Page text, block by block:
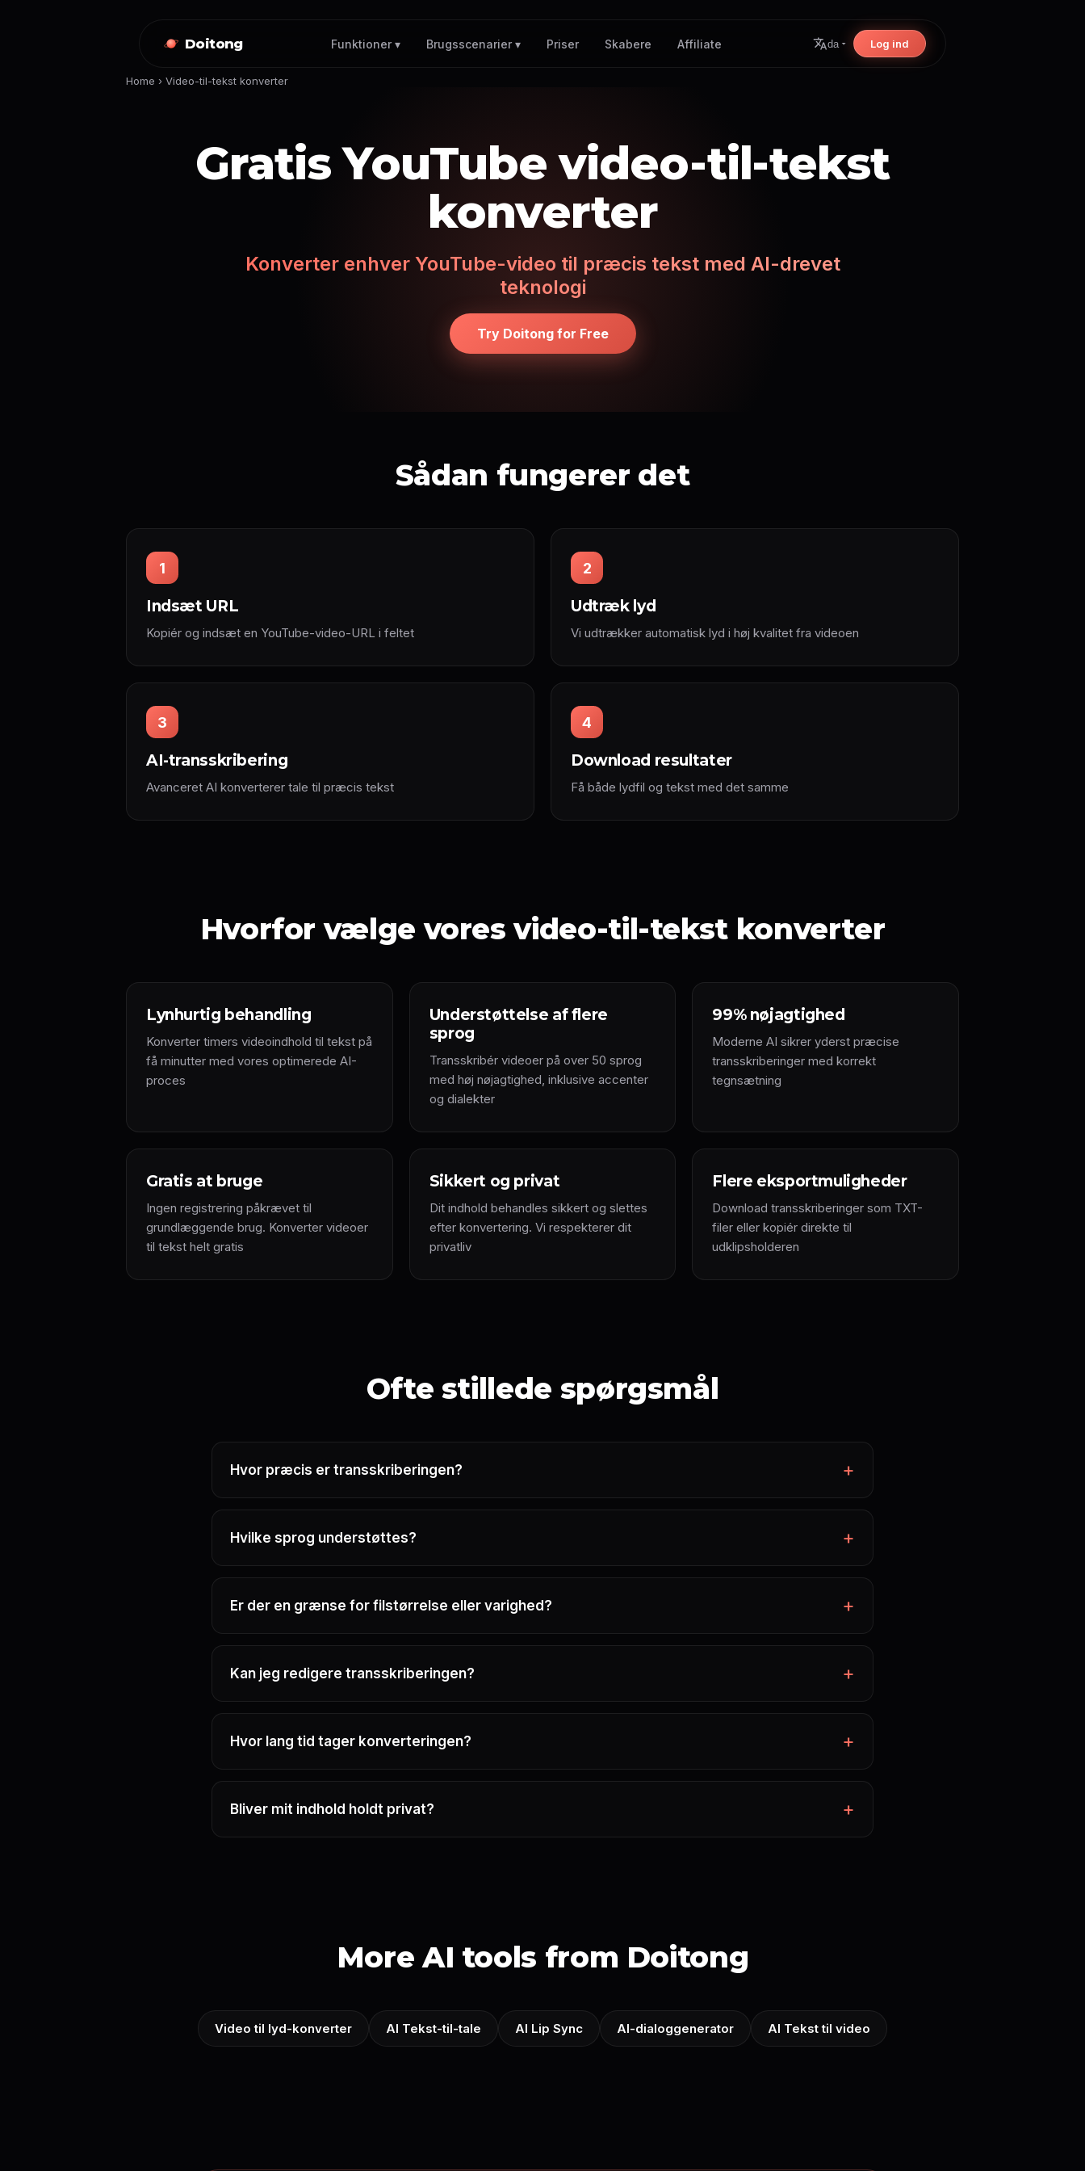
Doitong Funktioner ▾ Brugsscenarier ▾ Priser Skabere Affiliate da Log ind
Home › Video-til-tekst konverter
Gratis YouTube video-til-tekst
konverter
Konverter enhver YouTube-video til præcis tekst med AI-drevet
teknologi
Try Doitong for Free
Sådan fungerer det
1
Indsæt URL
Kopiér og indsæt en YouTube-video-URL i feltet
2
Udtræk lyd
Vi udtrækker automatisk lyd i høj kvalitet fra videoen
3
AI-transskribering
Avanceret AI konverterer tale til præcis tekst
4
Download resultater
Få både lydfil og tekst med det samme
Hvorfor vælge vores video-til-tekst konverter
Lynhurtig behandling
Konverter timers videoindhold til tekst på
få minutter med vores optimerede AI-
proces
Understøttelse af flere
sprog
Transskribér videoer på over 50 sprog
med høj nøjagtighed, inklusive accenter
og dialekter
99% nøjagtighed
Moderne AI sikrer yderst præcise
transskriberinger med korrekt
tegnsætning
Gratis at bruge
Ingen registrering påkrævet til
grundlæggende brug. Konverter videoer
til tekst helt gratis
Sikkert og privat
Dit indhold behandles sikkert og slettes
efter konvertering. Vi respekterer dit
privatliv
Flere eksportmuligheder
Download transskriberinger som TXT-
filer eller kopiér direkte til
udklipsholderen
Ofte stillede spørgsmål
Hvor præcis er transskriberingen?
Hvilke sprog understøttes?
Er der en grænse for filstørrelse eller varighed?
Kan jeg redigere transskriberingen?
Hvor lang tid tager konverteringen?
Bliver mit indhold holdt privat?
More AI tools from Doitong
Video til lyd-konverter AI Tekst-til-tale AI Lip Sync AI-dialoggenerator AI Tekst til video